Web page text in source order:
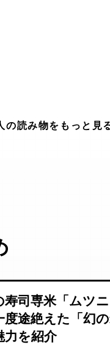
の読み物をもっと見
寿司専米「ムツ
度途絶えた「幻
力を紹介